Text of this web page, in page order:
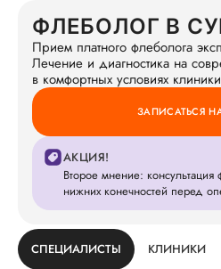
ФЛЕБОЛОГ В
Прием платного флеболога
Лечение и диагностика на
в комфортных условиях
ЗАПИСАТЬСЯ
АКЦИЯ!
Второе мнение:
нижних конечностей перед
СПЕЦИАЛИСТЫ КЛИНИКИ